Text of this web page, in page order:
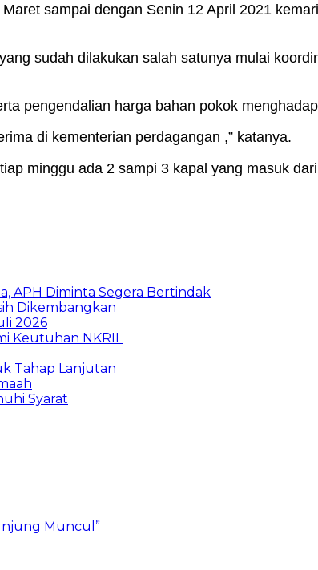
sampai dengan Senin 12 April 2021
sudah dilakukan salah satunya mulai
pengendalian harga bahan pokok
di kementerian perdagangan ,” katanya.
minggu ada 2 sampi 3 kapal yang masuk
APH Diminta Segera Bertindak
Dikembangkan
2026
Keutuhan NKRII
Tahap Lanjutan
Syarat
Muncul”